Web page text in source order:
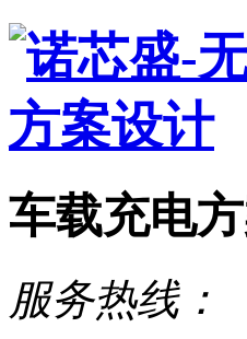
车载充电
服务热线：